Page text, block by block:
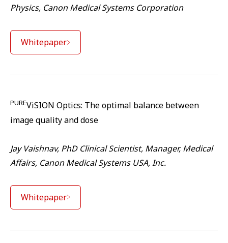
Physics, Canon Medical Systems Corporation
Whitepaper
PUREViSION Optics: The optimal balance between
image quality and dose
Jay Vaishnav, PhD Clinical Scientist, Manager, Medical
Affairs, Canon Medical Systems USA, Inc.
Whitepaper